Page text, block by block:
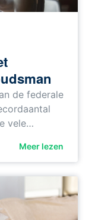
de federale
vele…
Meer lezen